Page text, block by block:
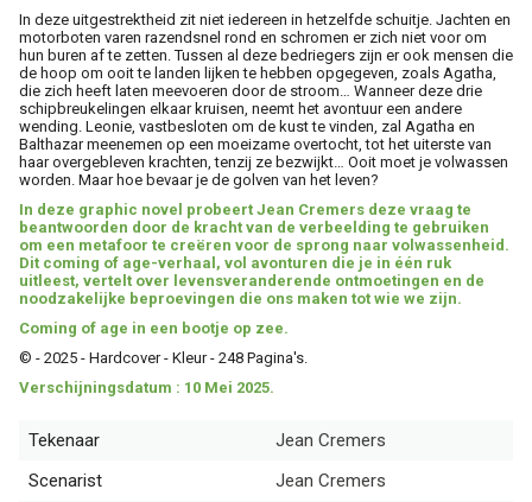
In deze uitgestrektheid zit niet iedereen in hetzelfde schuitje. Jachten en
motorboten varen razendsnel rond en schromen er zich niet voor om
hun buren af te zetten. Tussen al deze bedriegers zijn er ook mensen die
de hoop om ooit te landen lijken te hebben opgegeven, zoals Agatha,
die zich heeft laten meevoeren door de stroom… Wanneer deze drie
schipbreukelingen elkaar kruisen, neemt het avontuur een andere
wending. Leonie, vastbesloten om de kust te vinden, zal Agatha en
Balthazar meenemen op een moeizame overtocht, tot het uiterste van
haar overgebleven krachten, tenzij ze bezwijkt… Ooit moet je volwassen
worden. Maar hoe bevaar je de golven van het leven?
In deze graphic novel probeert Jean Cremers deze vraag te
beantwoorden door de kracht van de verbeelding te gebruiken
om een metafoor te creëren voor de sprong naar volwassenheid.
Dit coming of age-verhaal, vol avonturen die je in één ruk
uitleest, vertelt over levensveranderende ontmoetingen en de
noodzakelijke beproevingen die ons maken tot wie we zijn.
Coming of age in een bootje op zee.
© - 2025 - Hardcover - Kleur - 248 Pagina's.
Verschijningsdatum : 10 Mei 2025.
Tekenaar
Jean Cremers
Scenarist
Jean Cremers